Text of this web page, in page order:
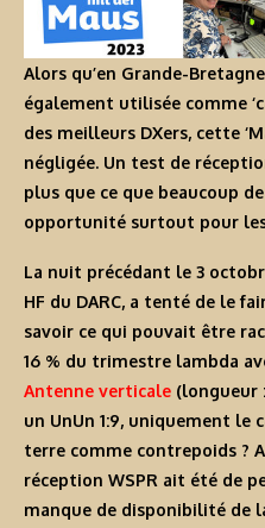
Alors qu’en Grande-
également utilisée comme
des meilleurs DXers, cette
négligée. Un test de
plus que ce que beaucoup
opportunité surtout pour
La nuit précédant le 3
HF du DARC, a tenté de le
savoir ce qui pouvait être
16 % du trimestre lambda
Antenne verticale (longueur
un UnUn 1:9, uniquement le
terre comme contrepoids ?
réception WSPR ait été de
manque de disponibilité de